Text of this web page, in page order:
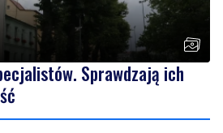
Sprawdzają ich
sierpnia 2026
zmierzyli się najsilniejsi.
emocje i ważny cel